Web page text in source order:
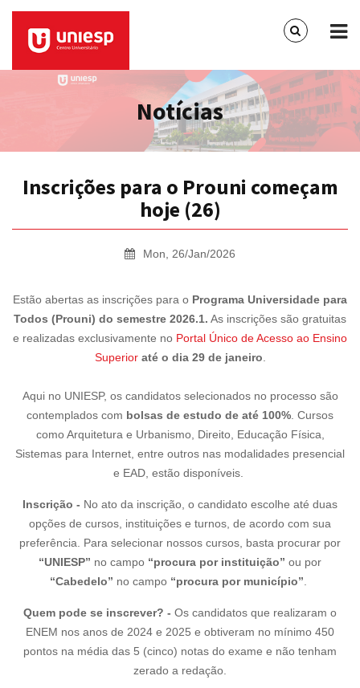
Notícias
Inscrições para o Prouni começam
hoje (26)
Mon, 26/Jan/2026
Estão abertas as inscrições para o Programa Universidade para
Todos (Prouni) do semestre 2026.1. As inscrições são gratuitas
e realizadas exclusivamente no Portal Único de Acesso ao Ensino
Superior até o dia 29 de janeiro
Aqui no UNIESP, os candidatos selecionados no processo são
contemplados com bolsas de estudo de até 100% Cursos
como Arquitetura e Urbanismo, Direito, Educação Física,
Sistemas para Internet, entre outros nas modalidades presencial
e EAD, estão disponíveis.
Inscrição - No ato da inscrição, o candidato escolhe até duas
opções de cursos, instituições e turnos, de acordo com sua
preferência. Para selecionar nossos cursos, basta procurar por
“UNIESP” no campo “procura por instituição” ou por
“Cabedelo” no campo “procura por município”
Quem pode se inscrever? - Os candidatos que realizaram o
ENEM nos anos de 2024 e 2025 e obtiveram no mínimo 450
pontos na média das 5 (cinco) notas do exame e não tenham
zerado a redação.